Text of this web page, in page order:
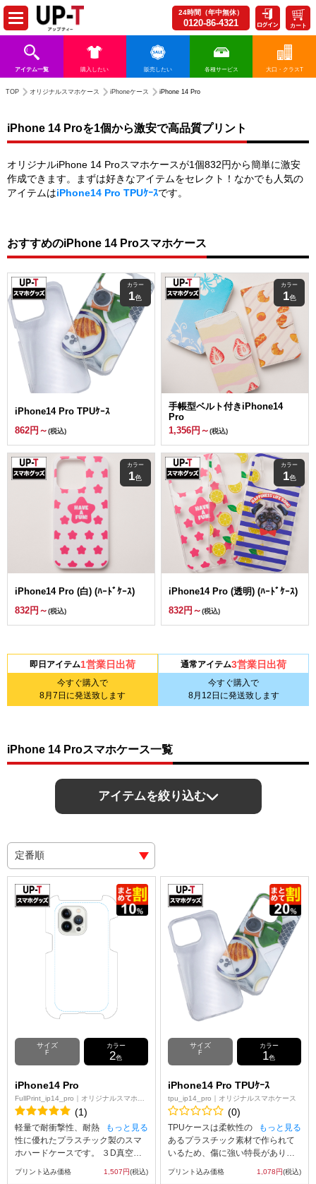
24時間（年中無休）
0120-86-4321 カート
アイテム一覧 購入したい 販売したい 各種サービス 大口・クラスT
TOP オリジナルスマホケース iPhoneケース iPhone 14 Pro
iPhone 14 Proを1個から激安で高品質プリント
オリジナルiPhone 14 Proスマホケースが1個832円から簡単に激安
作成できます。まずは好きなアイテムをセレクト！なかでも人気の
アイテムはiPhone14 Pro TPUｹｰｽです。
おすすめのiPhone 14 Proスマホケース
iPhone14 Pro TPUｹｰｽ
862円～(税込)
カラー
1色
手帳型ベルト付きiPhone14
Pro
1,356円～(税込)
カラー
1色
iPhone14 Pro (白) (ﾊｰﾄﾞｹｰｽ)
832円～(税込)
カラー
1色
iPhone14 Pro (透明) (ﾊｰﾄﾞｹｰｽ)
832円～(税込)
カラー
1色
即日アイテム1営業日出荷
今すぐ購入で
8月7日 に発送致します
通常アイテム3営業日出荷
今すぐ購入で
8月12日 に発送致します
iPhone 14 Proスマホケース一覧
アイテムを絞り込む
サイズ
F
カラー
2色
iPhone14 Pro
FullPrint_ip14_pro｜オリジナルスマホケ
ース
(1)
もっと見る
軽量で耐衝撃性、耐熱
性に優れたプラスチック製のスマ
ホハードケースです。 ３D真空昇
華印刷スマホケースへの印刷は側
面のフチ部分まで行うことができ
プリント込み価格 1,507円(税込)
サイズ
F
カラー
1色
iPhone14 Pro TPUｹｰｽ
tpu_ip14_pro｜オリジナルスマホケース
(0)
もっと見る
TPUケースは柔軟性の
あるプラスチック素材で作られて
いるため、傷に強い特長がありま
す。
また弾力性があるため、衝撃にも
プリント込み価格 1,078円(税込)